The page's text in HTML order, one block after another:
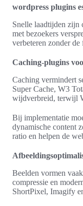
wordpress plugins
Snelle laadtijden zijn
met bezoekers
verbeteren zonder
Caching-plugins
Caching vermindert
Super Cache, W3
wijdverbreid, terwijl
Bij implementatie
dynamische content
ratio en helpen de
Beelden vormen
compressie en
ShortPixel, Imagify